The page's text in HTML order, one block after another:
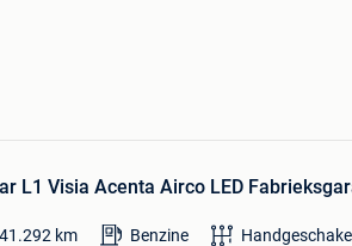
L1 Visia Acenta Airco LED
41.292 km Benzine